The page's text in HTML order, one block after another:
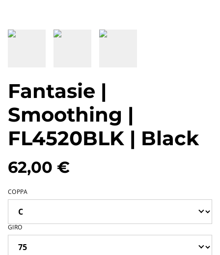
Fantasie |
Smoothing |
FL4520BLK | Black
62,00 €
COPPA
GIRO